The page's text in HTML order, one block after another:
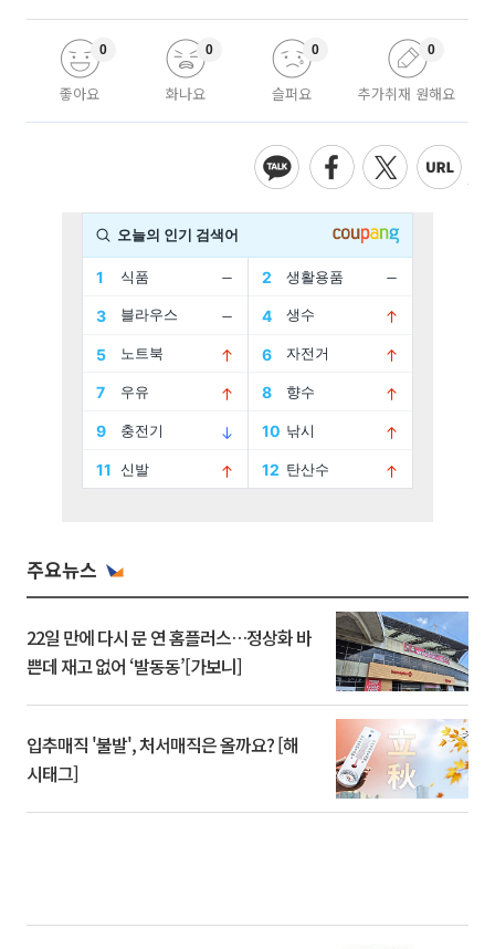
좋아요
0
화나요
0
슬퍼요
0
추가취재 원해요
0
주요뉴스
22일 만에 다시 문 연 홈플러스…정상화 바
쁜데 재고 없어 ‘발동동’[가보니]
입추매직 '불발', 처서매직은 올까요? [해
시태그]